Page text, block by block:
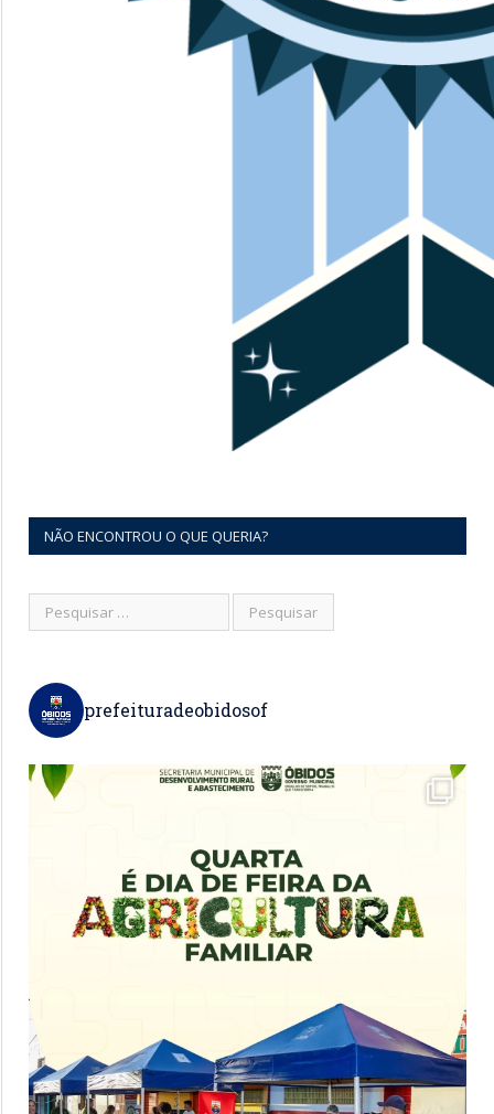
NÃO ENCONTROU O QUE QUERIA?
prefeituradeobidosof